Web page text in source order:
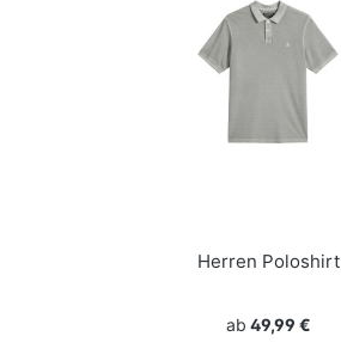
Herren Poloshirt
ab 49,99 €